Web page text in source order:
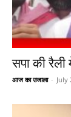
सपा की
आज का उजाला - July